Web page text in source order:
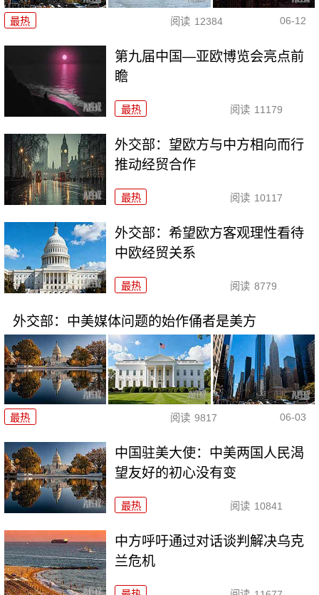
最热 阅读 12384 06-12
第九届中国—亚欧博览会亮点前
瞻
最热 阅读 11179
外交部：望欧方与中方相向而行
推动经贸合作
最热 阅读 10117
外交部：希望欧方客观理性看待
中欧经贸关系
最热 阅读 8779
外交部：中美媒体问题的始作俑者是美方
最热 阅读 9817 06-03
中国驻美大使：中美两国人民渴
望友好的初心没有变
最热 阅读 10841
中方呼吁通过对话谈判解决乌克
兰危机